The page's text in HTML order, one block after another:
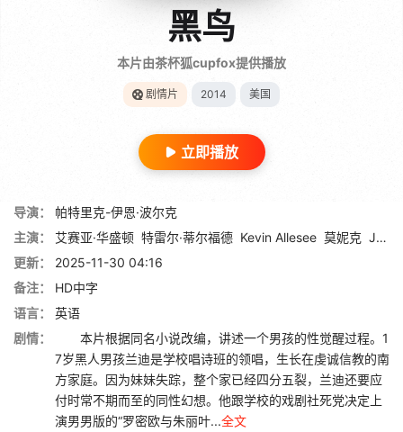
黑鸟
本片由茶杯狐cupfox提供播放
剧情片 2014 美国
立即播放
导演：
帕特里克-伊恩·波尔克
主演：
艾赛亚·华盛顿 特雷尔·蒂尔福德 Kevin Allesee 莫妮克 Julian Walker
更新：
2025-11-30 04:16
备注：
HD中字
语言：
英语
剧情：
本片根据同名小说改编，讲述一个男孩的性觉醒过程。1
7岁黑人男孩兰迪是学校唱诗班的领唱，生长在虔诚信教的南
方家庭。因为妹妹失踪，整个家已经四分五裂，兰迪还要应
付时常不期而至的同性幻想。他跟学校的戏剧社死党决定上
演男男版的“罗密欧与朱丽叶...全文